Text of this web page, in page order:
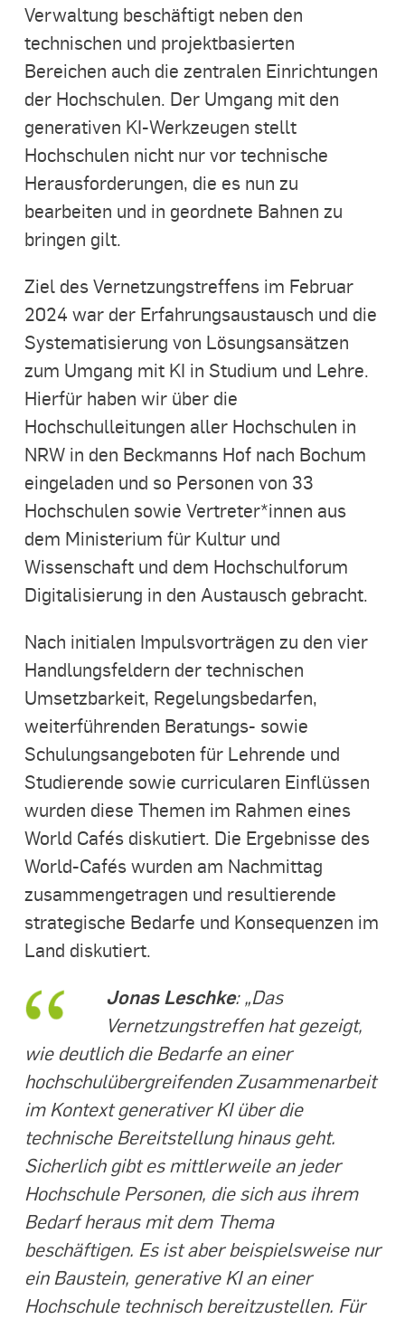
Verwaltung beschäftigt neben den
technischen und projektbasierten
Bereichen auch die zentralen Einrichtungen
der Hochschulen. Der Umgang mit den
generativen KI-Werkzeugen stellt
Hochschulen nicht nur vor technische
Herausforderungen, die es nun zu
bearbeiten und in geordnete Bahnen zu
bringen gilt.
Ziel des Vernetzungstreffens im Februar
2024 war der Erfahrungsaustausch und die
Systematisierung von Lösungsansätzen
zum Umgang mit KI in Studium und Lehre.
Hierfür haben wir über die
Hochschulleitungen aller Hochschulen in
NRW in den Beckmanns Hof nach Bochum
eingeladen und so Personen von 33
Hochschulen sowie Vertreter*innen aus
dem Ministerium für Kultur und
Wissenschaft und dem Hochschulforum
Digitalisierung in den Austausch gebracht.
Nach initialen Impulsvorträgen zu den vier
Handlungsfeldern der technischen
Umsetzbarkeit, Regelungsbedarfen,
weiterführenden Beratungs- sowie
Schulungsangeboten für Lehrende und
Studierende sowie curricularen Einflüssen
wurden diese Themen im Rahmen eines
World Cafés diskutiert. Die Ergebnisse des
World-Cafés wurden am Nachmittag
zusammengetragen und resultierende
strategische Bedarfe und Konsequenzen im
Land diskutiert.
Jonas Leschke: „Das
Vernetzungstreffen hat gezeigt,
wie deutlich die Bedarfe an einer
hochschulübergreifenden Zusammenarbeit
im Kontext generativer KI über die
technische Bereitstellung hinaus geht.
Sicherlich gibt es mittlerweile an jeder
Hochschule Personen, die sich aus ihrem
Bedarf heraus mit dem Thema
beschäftigen. Es ist aber beispielsweise nur
ein Baustein, generative KI an einer
Hochschule technisch bereitzustellen. Für